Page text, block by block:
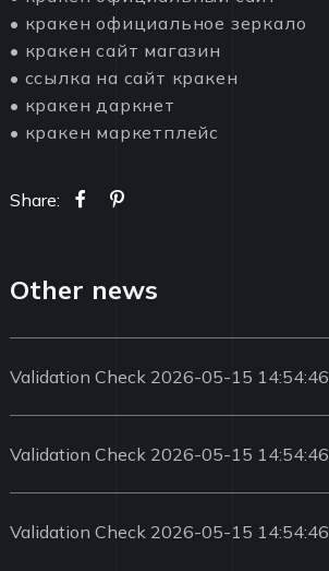
• кракен официальное зеркало
• кракен сайт магазин
• ссылка на сайт кракен
• кракен даркнет
• кракен маркетплейс
Share:
Other news
Validation Check 2026-05-15 14:54:46
Validation Check 2026-05-15 14:54:46
Validation Check 2026-05-15 14:54:46